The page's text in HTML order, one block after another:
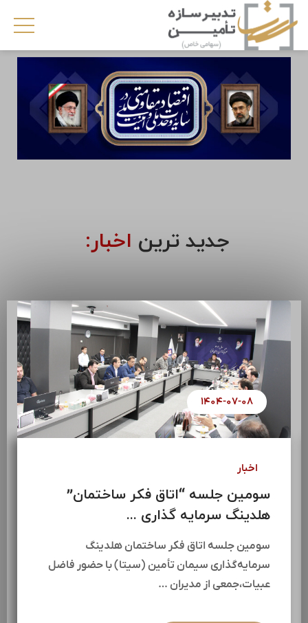
جدید ترین اخبار:
۱۴۰۴-۰۷-۰۸
اخبار
سومین جلسه “اتاق فکر ساختمان”
هلدینگ سرمایه گذاری ...
سومین جلسه اتاق فکر ساختمان هلدینگ
سرمایه‌گذاری سیمان تأمین (سیتا) با حضور فاضل
عبیات،جمعی از مدیران …